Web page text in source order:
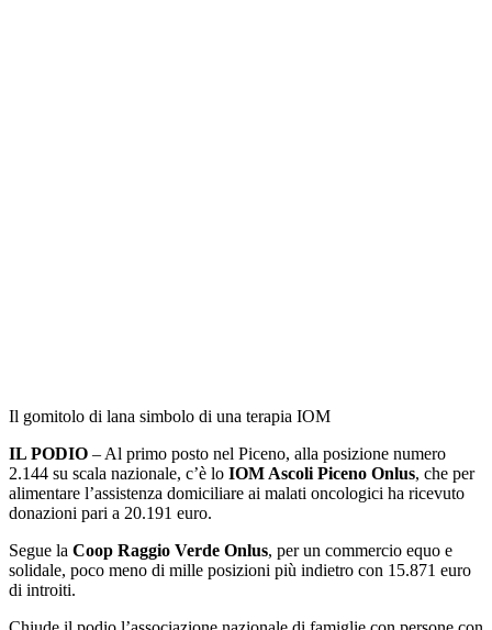
Il gomitolo di lana simbolo di una terapia IOM
IL PODIO – Al primo posto nel Piceno, alla posizione numero
2.144 su scala nazionale, c’è lo IOM Ascoli Piceno Onlus, che per
alimentare l’assistenza domiciliare ai malati oncologici ha ricevuto
donazioni pari a 20.191 euro.
Segue la Coop Raggio Verde Onlus, per un commercio equo e
solidale, poco meno di mille posizioni più indietro con 15.871 euro
di introiti.